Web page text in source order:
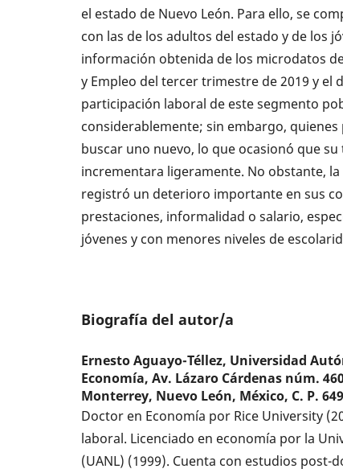
el estado de Nuevo León. Para ello, se
con las de los adultos del estado y de los
información obtenida de los microdatos
y Empleo del tercer trimestre de 2019 y el
participación laboral de este segmento
considerablemente; sin embargo,
buscar uno nuevo, lo que ocasionó que
incrementara ligeramente. No obstante,
registró un deterioro importante en sus
prestaciones, informalidad o salario,
jóvenes y con menores niveles de
Biografía del autor/a
Ernesto Aguayo-Téllez, Universidad
Economía, Av. Lázaro Cárdenas núm.
Monterrey, Nuevo León, México, C. P.
Doctor en Economía por Rice University
laboral. Licenciado en economía por la
(UANL) (1999). Cuenta con estudios post-